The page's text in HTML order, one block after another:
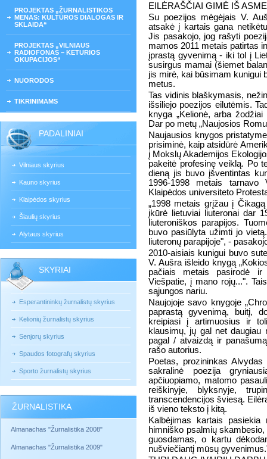
PROJEKTAS „ŽURNALISTIKOS
MENAS: KULTŪROS DIALOGAS IR
SKLAIDA“
PROJEKTAS „VILNIAUS
RADIOFONAS – KETURIOS
OKUPACIJOS“
NUORODOS
TIKRINIMAMS
PADALINIAI
Vilniaus skyrius
Kauno skyrius
Klaipėdos skyrius
Šiaulių skyrius
Alytaus skyrius
SKYRIAI
Esperantininkų žurnalistų skyrius
Kelionių žurnalistų skyrius
Senjorų skyrius
Spaudos fotografų skyrius
Sporto žurnalistų skyrius
ŽURNALISTIKA
Almanachas "Žurnalistika 2008"
Almanachas "Žurnalistika 2009"
EILĖRAŠČIAI GIMĖ IŠ
Su poezijos mėgėjais V.
atsakė į kartais gana
Jis pasakojo, jog rašyti
mamos 2011 metais patirtas
įprastą gyvenimą - iki tol į
susirgus mamai (šiemet
jis mirė, kai būsimam kunigui
metus.
Tas vidinis blaškymasis,
išsiliejo poezijos eilutėmis.
knyga „Kelionė, arba
Dar po metų „Naujosios
Naujausios knygos
prisiminė, kaip atsidūrė
į Mokslų Akademijos
pakeitė profesinę veiklą. Po
dieną jis buvo įšventintas
1996-1998 metais tarnavo
Klaipėdos universiteto
„1998 metais grįžau į
įkūrė lietuviai liuteronai dar
liuteroniškos parapijos.
buvo pasiūlyta užimti jo
liuteronų parapijoje", -
2010-aisiais kunigui buvo
V. Aušra išleido knygą
pačiais metais pasirodė ir
Viešpatie, į mano rojų...".
sąjungos nariu.
Naujojoje savo knygoje
paprastą gyvenimą, buitį,
kreipiasi į artimuosius ir
klausimų, jų gal net
pagal / atvaizdą ir
rašo autorius.
Poetas, prozininkas
sakralinė poezija
apčiuopiamo, matomo
reiškinyje, blyksnyje,
transcendencijos šviesą.
iš vieno teksto į kitą.
Kalbėjimas kartais
himniško psalmių
guosdamas, o kartu
nušviečiantį mūsų